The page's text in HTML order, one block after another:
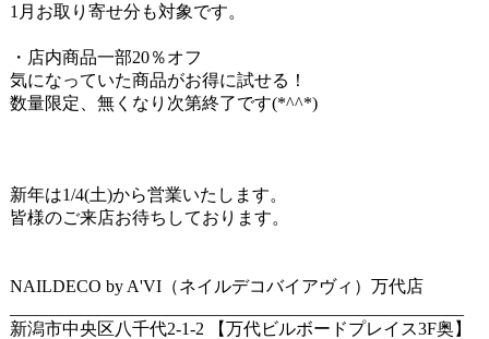
1月お取り寄せ分も対象です。
・店内商品一部20％オフ
気になっていた商品がお得に試せる！
数量限定、無くなり次第終了です(*^^*)
新年は1/4(土)から営業いたします。
皆様のご来店お待ちしております。
NAILDECO by A'VI（ネイルデコバイアヴィ）万代店
新潟市中央区八千代2-1-2 【万代ビルボードプレイス3F奥】